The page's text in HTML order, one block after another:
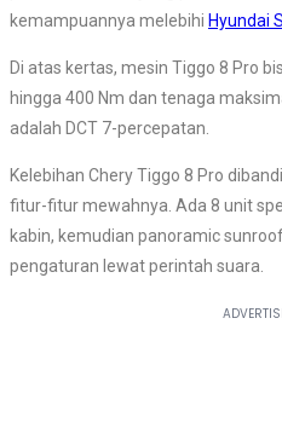
kemampuannya melebihi Hyundai
Di atas kertas, mesin Tiggo 8 Pro
hingga 400 Nm dan tenaga
adalah DCT 7-percepatan.
Kelebihan Chery Tiggo 8 Pro
fitur-fitur mewahnya. Ada 8 unit
kabin, kemudian panoramic
pengaturan lewat perintah suara.